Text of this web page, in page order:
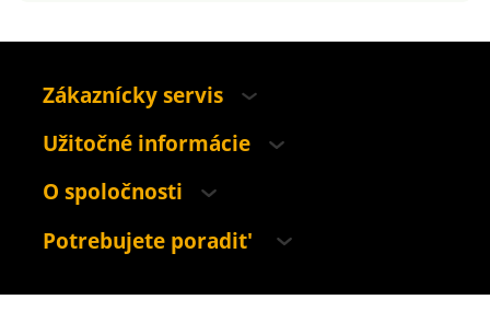
Zákaznícky servis
Užitočné informácie
O spoločnosti
Potrebujete poradit'